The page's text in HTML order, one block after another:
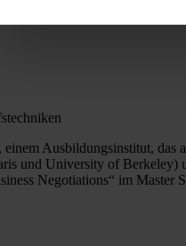
einem Ausbildungsinstitut,
und University of Berkeley)
Negotiations“ im Master